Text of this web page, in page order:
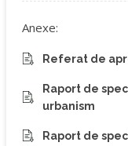
Anexe:
Referat de
Raport de
urbanism
Raport de